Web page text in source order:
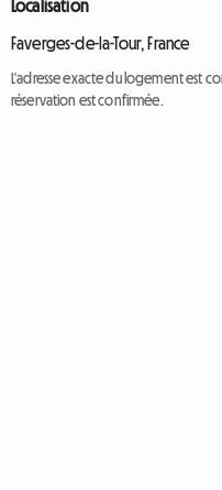
Localisation
Faverges-de-la-Tour, France
L'adresse exacte du logement est
réservation est confirmée.